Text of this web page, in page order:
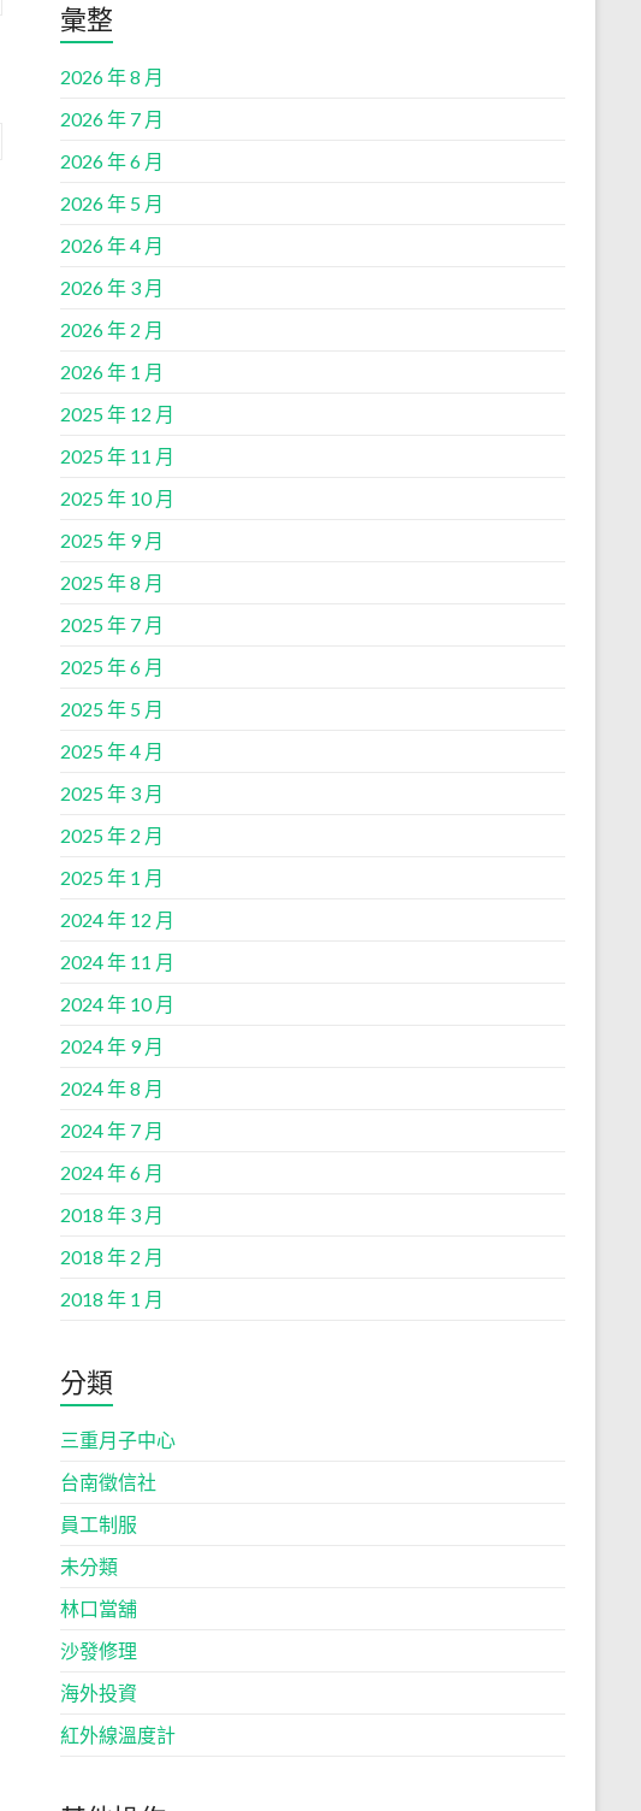
彙整
2026 年 8 月
2026 年 7 月
2026 年 6 月
2026 年 5 月
2026 年 4 月
2026 年 3 月
2026 年 2 月
2026 年 1 月
2025 年 12 月
2025 年 11 月
2025 年 10 月
2025 年 9 月
2025 年 8 月
2025 年 7 月
2025 年 6 月
2025 年 5 月
2025 年 4 月
2025 年 3 月
2025 年 2 月
2025 年 1 月
2024 年 12 月
2024 年 11 月
2024 年 10 月
2024 年 9 月
2024 年 8 月
2024 年 7 月
2024 年 6 月
2018 年 3 月
2018 年 2 月
2018 年 1 月
分類
三重月子中心
台南徵信社
員工制服
未分類
林口當舖
沙發修理
海外投資
紅外線溫度計